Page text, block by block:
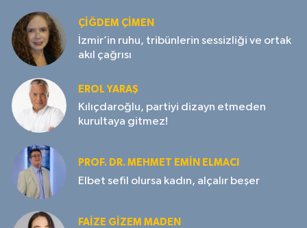
ÇIĞDEM ÇIMEN
İzmir’in ruhu, tribünlerin sessizliği ve ortak
akıl çağrısı
EROL YARAŞ
Kılıçdaroğlu, partiyi dizayn etmeden
kurultaya gitmez!
PROF. DR. MEHMET EMIN ELMACI
Elbet sefil olursa kadın, alçalır beşer
FAIZE GIZEM MADEN